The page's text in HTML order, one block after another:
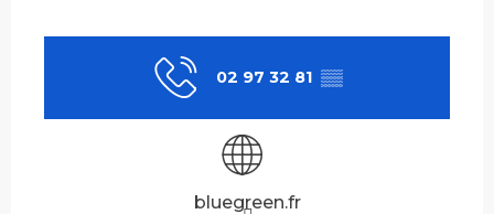
02 97 32 81 ▒▒
bluegreen.fr